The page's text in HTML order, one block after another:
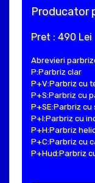
Producator
Pret : 490 Lei
Abrevieri
P:Parbriz clar
P+V:Parbriz cu
P+S:Parbriz cu
P+SE:Parbriz cu
P+I:Parbriz cu
P+H:Parbriz
P+C:Parbriz cu
P+Hud:Parbriz